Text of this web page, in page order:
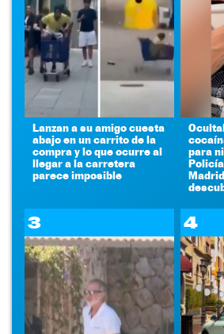
Lanzan a su amigo cuesta
abajo en un carrito de la
compra y lo que ocurre al
llegar a la carretera
parece imposible
para
3 4